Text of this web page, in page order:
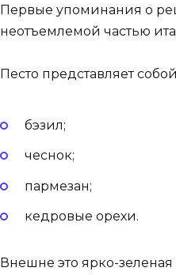
Первые упоминания о
неотъемлемой частью
Песто представляет
бэзил;
чеснок;
пармезан;
кедровые орехи.
Внешне это ярко-